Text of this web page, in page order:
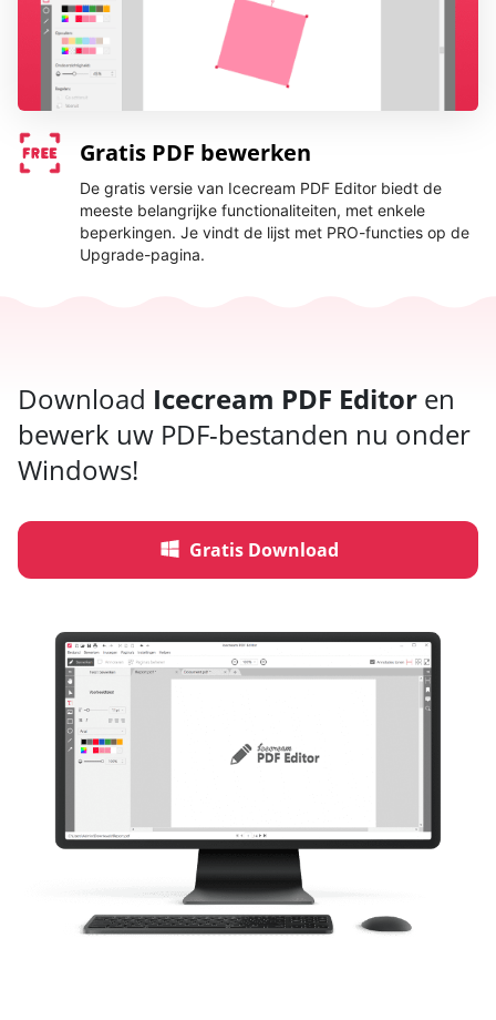
Gratis PDF bewerken
De gratis versie van Icecream PDF Editor biedt de
meeste belangrijke functionaliteiten, met enkele
beperkingen. Je vindt de lijst met PRO-functies op de
Upgrade-pagina.
Download Icecream PDF Editor en
bewerk uw PDF-bestanden nu onder
Windows!
Gratis Download